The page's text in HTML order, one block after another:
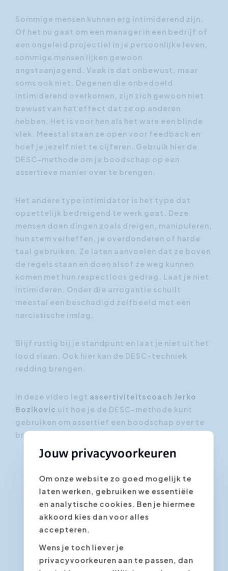
Sommige mensen kunnen erg intimiderend zijn.
Of het nu gaat om een manager in een bedrijf of
een ongeleid projectiel in je persoonlijke leven,
sommige mensen lijken gewoon
angstaanjagend. Vaak is dat onbewust, maar
soms ook niet. Degenen die onbedoeld
intimiderend overkomen, zijn zich gewoon niet
bewust van het effect dat ze op anderen
hebben. Het is voor hen als het ware een blinde
vlek. Meestal staan ze open voor feedback en
hoef je jezelf niet te cijferen. Gebruik hier de
DESC-methode om je boodschap op een
assertieve manier over te brengen.
Het andere type intimidator is het type dat
opzettelijk bedreigend te werk gaat. Deze
mensen doen dingen zoals dreigen, manipuleren,
hun stem verheffen, je overdonderen of harde
taal gebruiken. Ze laten aanvoelen dat ze boven
de regels staan en doen alsof ze weg kunnen
komen met hun respectloos gedrag. Laat je niet
intimideren. Onder die arrogantie schuilt
meestal een beschadigd zelfbeeld met een
narcistische inslag.
Blijf rustig bij je standpunt en laat je niet uit het
lood slaan. Ook hier kan de DESC-techniek
redding brengen.
In deze video legt assertiviteitscoach Jerko
Bozikovic uit hoe je de DESC-methode kunt
gebruiken om assertief een boodschap over te
brengen.
Jouw privacyvoorkeuren
Om onze website zo goed mogelijk te
laten werken, gebruiken we essentiële
en analytische cookies. Ben je hiermee
akkoord kies dan voor alles
accepteren.
Wens je toch liever je
privacyvoorkeuren aan te passen, dan